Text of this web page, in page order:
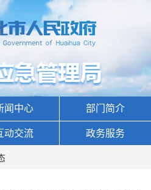
闻中心 部门简介
动交流 政务服务